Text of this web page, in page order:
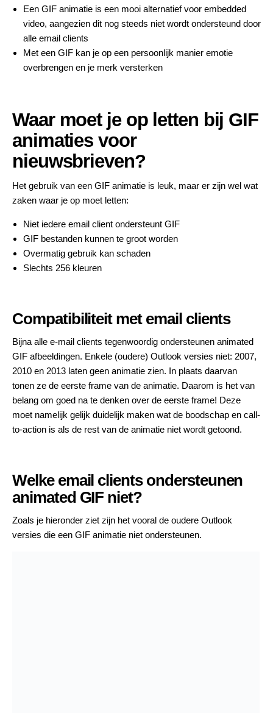
Een GIF animatie is een mooi alternatief voor embedded
video, aangezien dit nog steeds niet wordt ondersteund door
alle email clients
Met een GIF kan je op een persoonlijk manier emotie
overbrengen en je merk versterken
Waar moet je op letten bij GIF
animaties voor
nieuwsbrieven?
Het gebruik van een GIF animatie is leuk, maar er zijn wel wat
zaken waar je op moet letten:
Niet iedere email client ondersteunt GIF
GIF bestanden kunnen te groot worden
Overmatig gebruik kan schaden
Slechts 256 kleuren
Compatibiliteit met email clients
Bijna alle e-mail clients tegenwoordig ondersteunen animated
GIF afbeeldingen. Enkele (oudere) Outlook versies niet: 2007,
2010 en 2013 laten geen animatie zien. In plaats daarvan
tonen ze de eerste frame van de animatie. Daarom is het van
belang om goed na te denken over de eerste frame! Deze
moet namelijk gelijk duidelijk maken wat de boodschap en call-
to-action is als de rest van de animatie niet wordt getoond.
Welke email clients ondersteunen
animated GIF niet?
Zoals je hieronder ziet zijn het vooral de oudere Outlook
versies die een GIF animatie niet ondersteunen.